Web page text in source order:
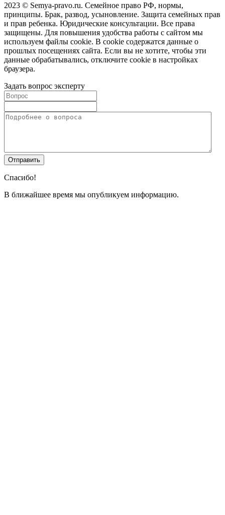
2023 © Semya-pravo.ru. Семейное право РФ, нормы,
принципы. Брак, развод, усыновление. Защита семейных прав
и прав ребенка. Юридические консультации. Все права
защищены. Для повышения удобства работы с сайтом мы
используем файлы cookie. В cookie содержатся данные о
прошлых посещениях сайта. Если вы не хотите, чтобы эти
данные обрабатывались, отключите cookie в настройках
браузера.
Задать вопрос эксперту
Спасибо!
В ближайшее время мы опубликуем информацию.